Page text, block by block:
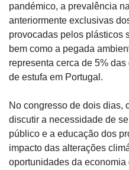
pandémico, a prevalência
anteriormente exclusivas
provocadas pelos plásticos
bem como a pegada
representa cerca de 5%
de estufa em Portugal.
No congresso de dois dias,
discutir a necessidade de
público e a educação dos
impacto das alterações
oportunidades da economia